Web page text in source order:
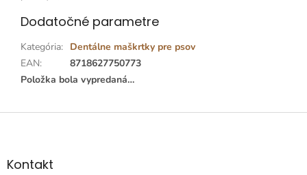
Dodatočné parametre
Kategória: Dentálne maškrtky pre psov
EAN:
8718627750773
Položka bola vypredaná…
Z
äKontakt